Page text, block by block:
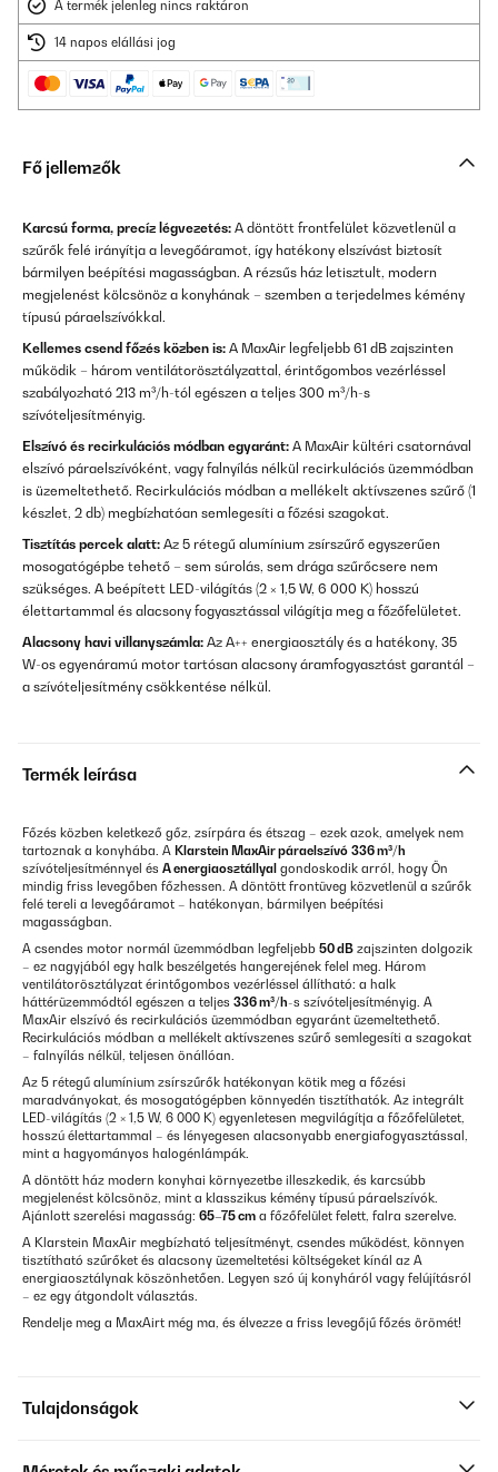
A termék jelenleg nincs raktáron
14 napos elállási jog
Fő jellemzők
Karcsú forma, precíz légvezetés: A döntött frontfelület közvetlenül a
szűrők felé irányítja a levegőáramot, így hatékony elszívást biztosít
bármilyen beépítési magasságban. A rézsűs ház letisztult, modern
megjelenést kölcsönöz a konyhának – szemben a terjedelmes kémény
típusú páraelszívókkal.
Kellemes csend főzés közben is: A MaxAir legfeljebb 61 dB zajszinten
működik – három ventilátorösztályzattal, érintőgombos vezérléssel
szabályozható 213 m³/h-tól egészen a teljes 300 m³/h-s
szívóteljesítményig.
Elszívó és recirkulációs módban egyaránt: A MaxAir kültéri csatornával
elszívó páraelszívóként, vagy falnyílás nélkül recirkulációs üzemmódban
is üzemeltethető. Recirkulációs módban a mellékelt aktívszenes szűrő (1
készlet, 2 db) megbízhatóan semlegesíti a főzési szagokat.
Tisztítás percek alatt: Az 5 rétegű alumínium zsírszűrő egyszerűen
mosogatógépbe tehető – sem súrolás, sem drága szűrőcsere nem
szükséges. A beépített LED-világítás (2 × 1,5 W, 6 000 K) hosszú
élettartammal és alacsony fogyasztással világítja meg a főzőfelületet.
Alacsony havi villanyszámla: Az A++ energiaosztály és a hatékony, 35
W-os egyenáramú motor tartósan alacsony áramfogyasztást garantál –
a szívóteljesítmény csökkentése nélkül.
Termék leírása
Főzés közben keletkező gőz, zsírpára és étszag – ezek azok, amelyek nem
tartoznak a konyhába. A Klarstein MaxAir páraelszívó 336 m³/h
szívóteljesítménnyel és A energiaosztállyal gondoskodik arról, hogy Ön
mindig friss levegőben főzhessen. A döntött frontüveg közvetlenül a szűrők
felé tereli a levegőáramot – hatékonyan, bármilyen beépítési
magasságban.
A csendes motor normál üzemmódban legfeljebb 50 dB zajszinten dolgozik
– ez nagyjából egy halk beszélgetés hangerejének felel meg. Három
ventilátorösztályzat érintőgombos vezérléssel állítható: a halk
háttérüzemmódtól egészen a teljes 336 m³/h-s szívóteljesítményig. A
MaxAir elszívó és recirkulációs üzemmódban egyaránt üzemeltethető.
Recirkulációs módban a mellékelt aktívszenes szűrő semlegesíti a szagokat
– falnyílás nélkül, teljesen önállóan.
Az 5 rétegű alumínium zsírszűrők hatékonyan kötik meg a főzési
maradványokat, és mosogatógépben könnyedén tisztíthatók. Az integrált
LED-világítás (2 × 1,5 W, 6 000 K) egyenletesen megvilágítja a főzőfelületet,
hosszú élettartammal – és lényegesen alacsonyabb energiafogyasztással,
mint a hagyományos halogénlámpák.
A döntött ház modern konyhai környezetbe illeszkedik, és karcsúbb
megjelenést kölcsönöz, mint a klasszikus kémény típusú páraelszívók.
Ajánlott szerelési magasság: 65–75 cm a főzőfelület felett, falra szerelve.
A Klarstein MaxAir megbízható teljesítményt, csendes működést, könnyen
tisztítható szűrőket és alacsony üzemeltetési költségeket kínál az A
energiaosztálynak köszönhetően. Legyen szó új konyháról vagy felújításról
– ez egy átgondolt választás.
Rendelje meg a MaxAirt még ma, és élvezze a friss levegőjű főzés örömét!
Tulajdonságok